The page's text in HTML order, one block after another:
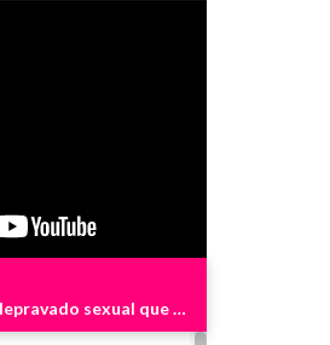
Sentencian a depravado sexual que abusó de tres niños en Westchester